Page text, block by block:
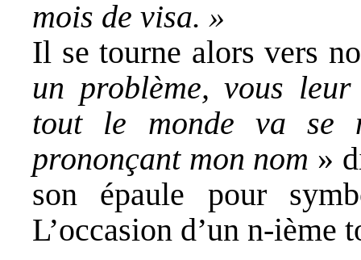
mois de visa. »
Il se tourne alors vers
un problème, vous
tout le monde va se
prononçant mon nom »
son épaule pour
L’occasion d’un n-ième